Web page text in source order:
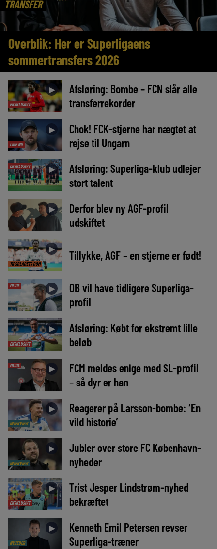
TRANSFER
Overblik: Her er Superligaens
sommertransfers 2026
EKSKLUSIVT
►
Afsløring: Bombe – FCN slår alle
transferrekorder
LIGE NU
►
Chok! FCK-stjerne har nægtet at
rejse til Ungarn
EKSKLUSIVT ►
Afsløring: Superliga-klub udlejer
stort talent
►
Derfor blev ny AGF-profil
udskiftet
TIPSBLADETS DOM
► Tillykke, AGF – en stjerne er født!
MEDIE ►
OB vil have tidligere Superliga-
profil
EKSKLUSIVT
►
Afsløring: Købt for ekstremt lille
beløb
MEDIE ►
FCM meldes enige med SL-profil
– så dyr er han
INTERVIEW
►
Reagerer på Larsson-bombe: ‘En
vild historie’
INTERVIEW
►
Jubler over store FC København-
nyheder
EKSKLUSIVT
►
Trist Jesper Lindstrøm-nyhed
bekræftet
NYHEDER
►
Kenneth Emil Petersen revser
Superliga-træner